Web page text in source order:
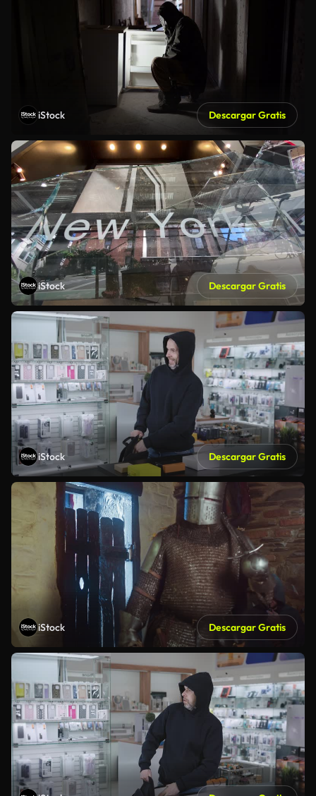
iStock Descargar Gratis
iStock Descargar Gratis
iStock Descargar Gratis
iStock Descargar Gratis